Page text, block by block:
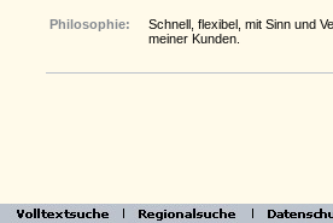
Philosophie:
Schnell, flexibel, mit Sinn und
meiner Kunden.